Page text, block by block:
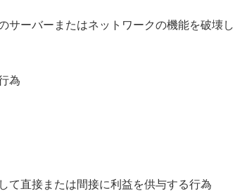
サーバーまたはネットワークの機能を破壊し
為
て直接または間接に利益を供与する行為